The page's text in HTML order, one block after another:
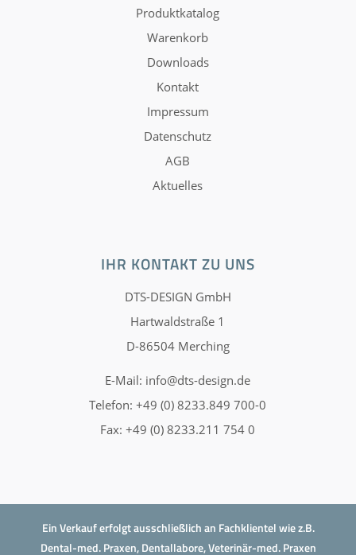
Produktkatalog
Warenkorb
Downloads
Kontakt
Impressum
Datenschutz
AGB
Aktuelles
IHR KONTAKT ZU UNS
DTS-DESIGN GmbH
Hartwaldstraße 1
D-86504 Merching
E-Mail: info@dts-design.de
Telefon: +49 (0) 8233.849 700-0
Fax: +49 (0) 8233.211 754 0
Ein Verkauf erfolgt ausschließlich an Fachklientel wie z.B.
Dental-med. Praxen, Dentallabore, Veterinär-med. Praxen